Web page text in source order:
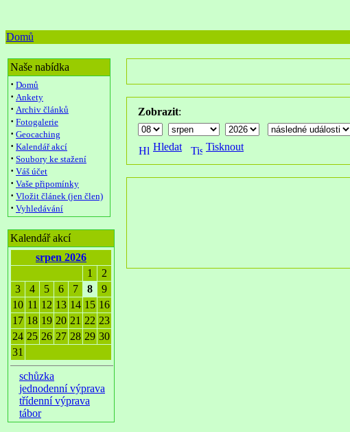
Domů
Naše nabídka
· Domů
· Ankety
· Archiv článků
· Fotogalerie
· Geocaching
· Kalendář akcí
· Soubory ke stažení
· Váš účet
· Vaše připomínky
· Vložit článek (jen člen)
· Vyhledávání
Kalendář akcí
srpen 2026
1
2
3
4 5 6 7 8
9
10 11 12 13 14 15 16
17 18 19 20 21 22 23
24 25 26 27 28 29 30
31
schůzka
jednodenní výprava
třídenní výprava
tábor
Zobrazit:
Hledat Tisknout